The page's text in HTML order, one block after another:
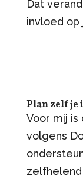
Dat
invloed op
Plan zelf je
Voor mij
volgens